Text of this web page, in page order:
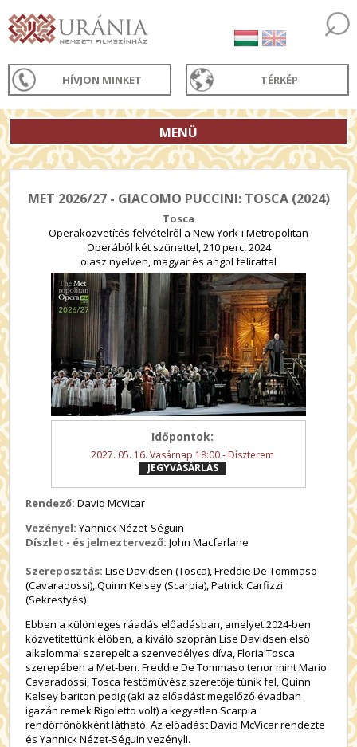
HÍVJON MINKET TÉRKÉP
MENÜ
MET 2026/27 - GIACOMO PUCCINI: TOSCA (2024)
Tosca
Operaközvetítés felvételről a New York-i Metropolitan
Operából két szünettel, 210 perc, 2024
olasz nyelven, magyar és angol felirattal
Időpontok:
2027. 05. 16. Vasárnap 18:00 - Díszterem
JEGYVÁSÁRLÁS
Rendező: David McVicar
Vezényel: Yannick Nézet-Séguin
Díszlet - és jelmeztervező: John Macfarlane
Szereposztás: Lise Davidsen (Tosca), Freddie De Tommaso
(Cavaradossi), Quinn Kelsey (Scarpia), Patrick Carfizzi
(Sekrestyés)
Ebben a különleges ráadás előadásban, amelyet 2024-ben
közvetítettünk élőben, a kiváló szoprán Lise Davidsen első
alkalommal szerepelt a szenvedélyes díva, Floria Tosca
szerepében a Met-ben. Freddie De Tommaso tenor mint Mario
Cavaradossi, Tosca festőművész szeretője tűnik fel, Quinn
Kelsey bariton pedig (aki az előadást megelőző évadban
igazán remek Rigoletto volt) a kegyetlen Scarpia
rendőrfőnökként látható. Az előadást David McVicar rendezte
és Yannick Nézet-Séguin vezényli.